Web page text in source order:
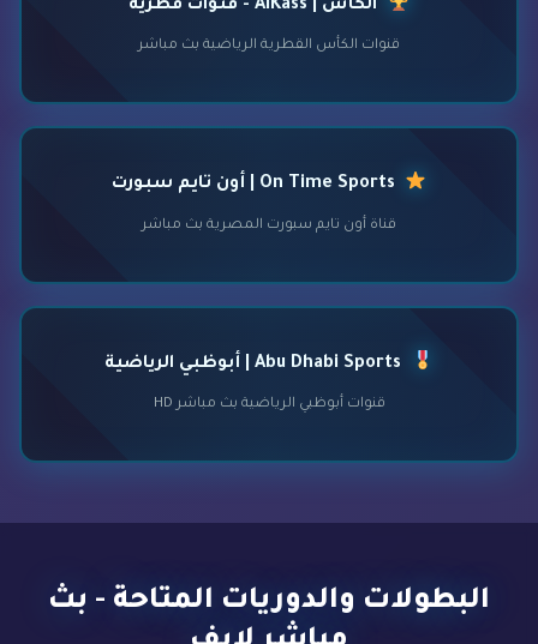
الكأس | AlKass - قنوات قطرية
قنوات الكأس القطرية الرياضية بث مباشر
قناة أون تايم سبورت المصرية بث مباشر
قنوات أبوظبي الرياضية بث مباشر HD
البطولات والدوريات المتاحة - بث